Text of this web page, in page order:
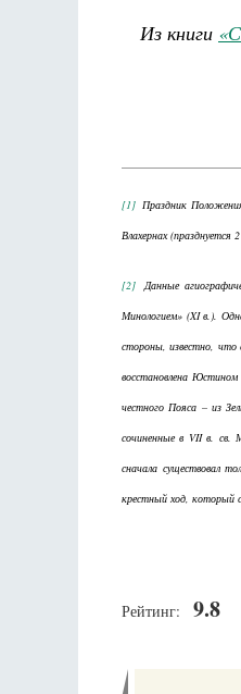
Из книги
[1] Праздник
Влахернах (празднуется
[2] Данные
Минологием» (XI в.).
стороны, известно, что
восстановлена
честного Пояса – из
сочиненные в VII в. св.
сначала существовал
крестный ход, который
Рейтинг: 9.8